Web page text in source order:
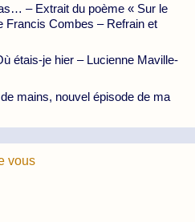
– Extrait du poème « Sur le
Francis Combes – Refrain et
étais-je hier – Lucienne Maville-
mains, nouvel épisode de ma
vous